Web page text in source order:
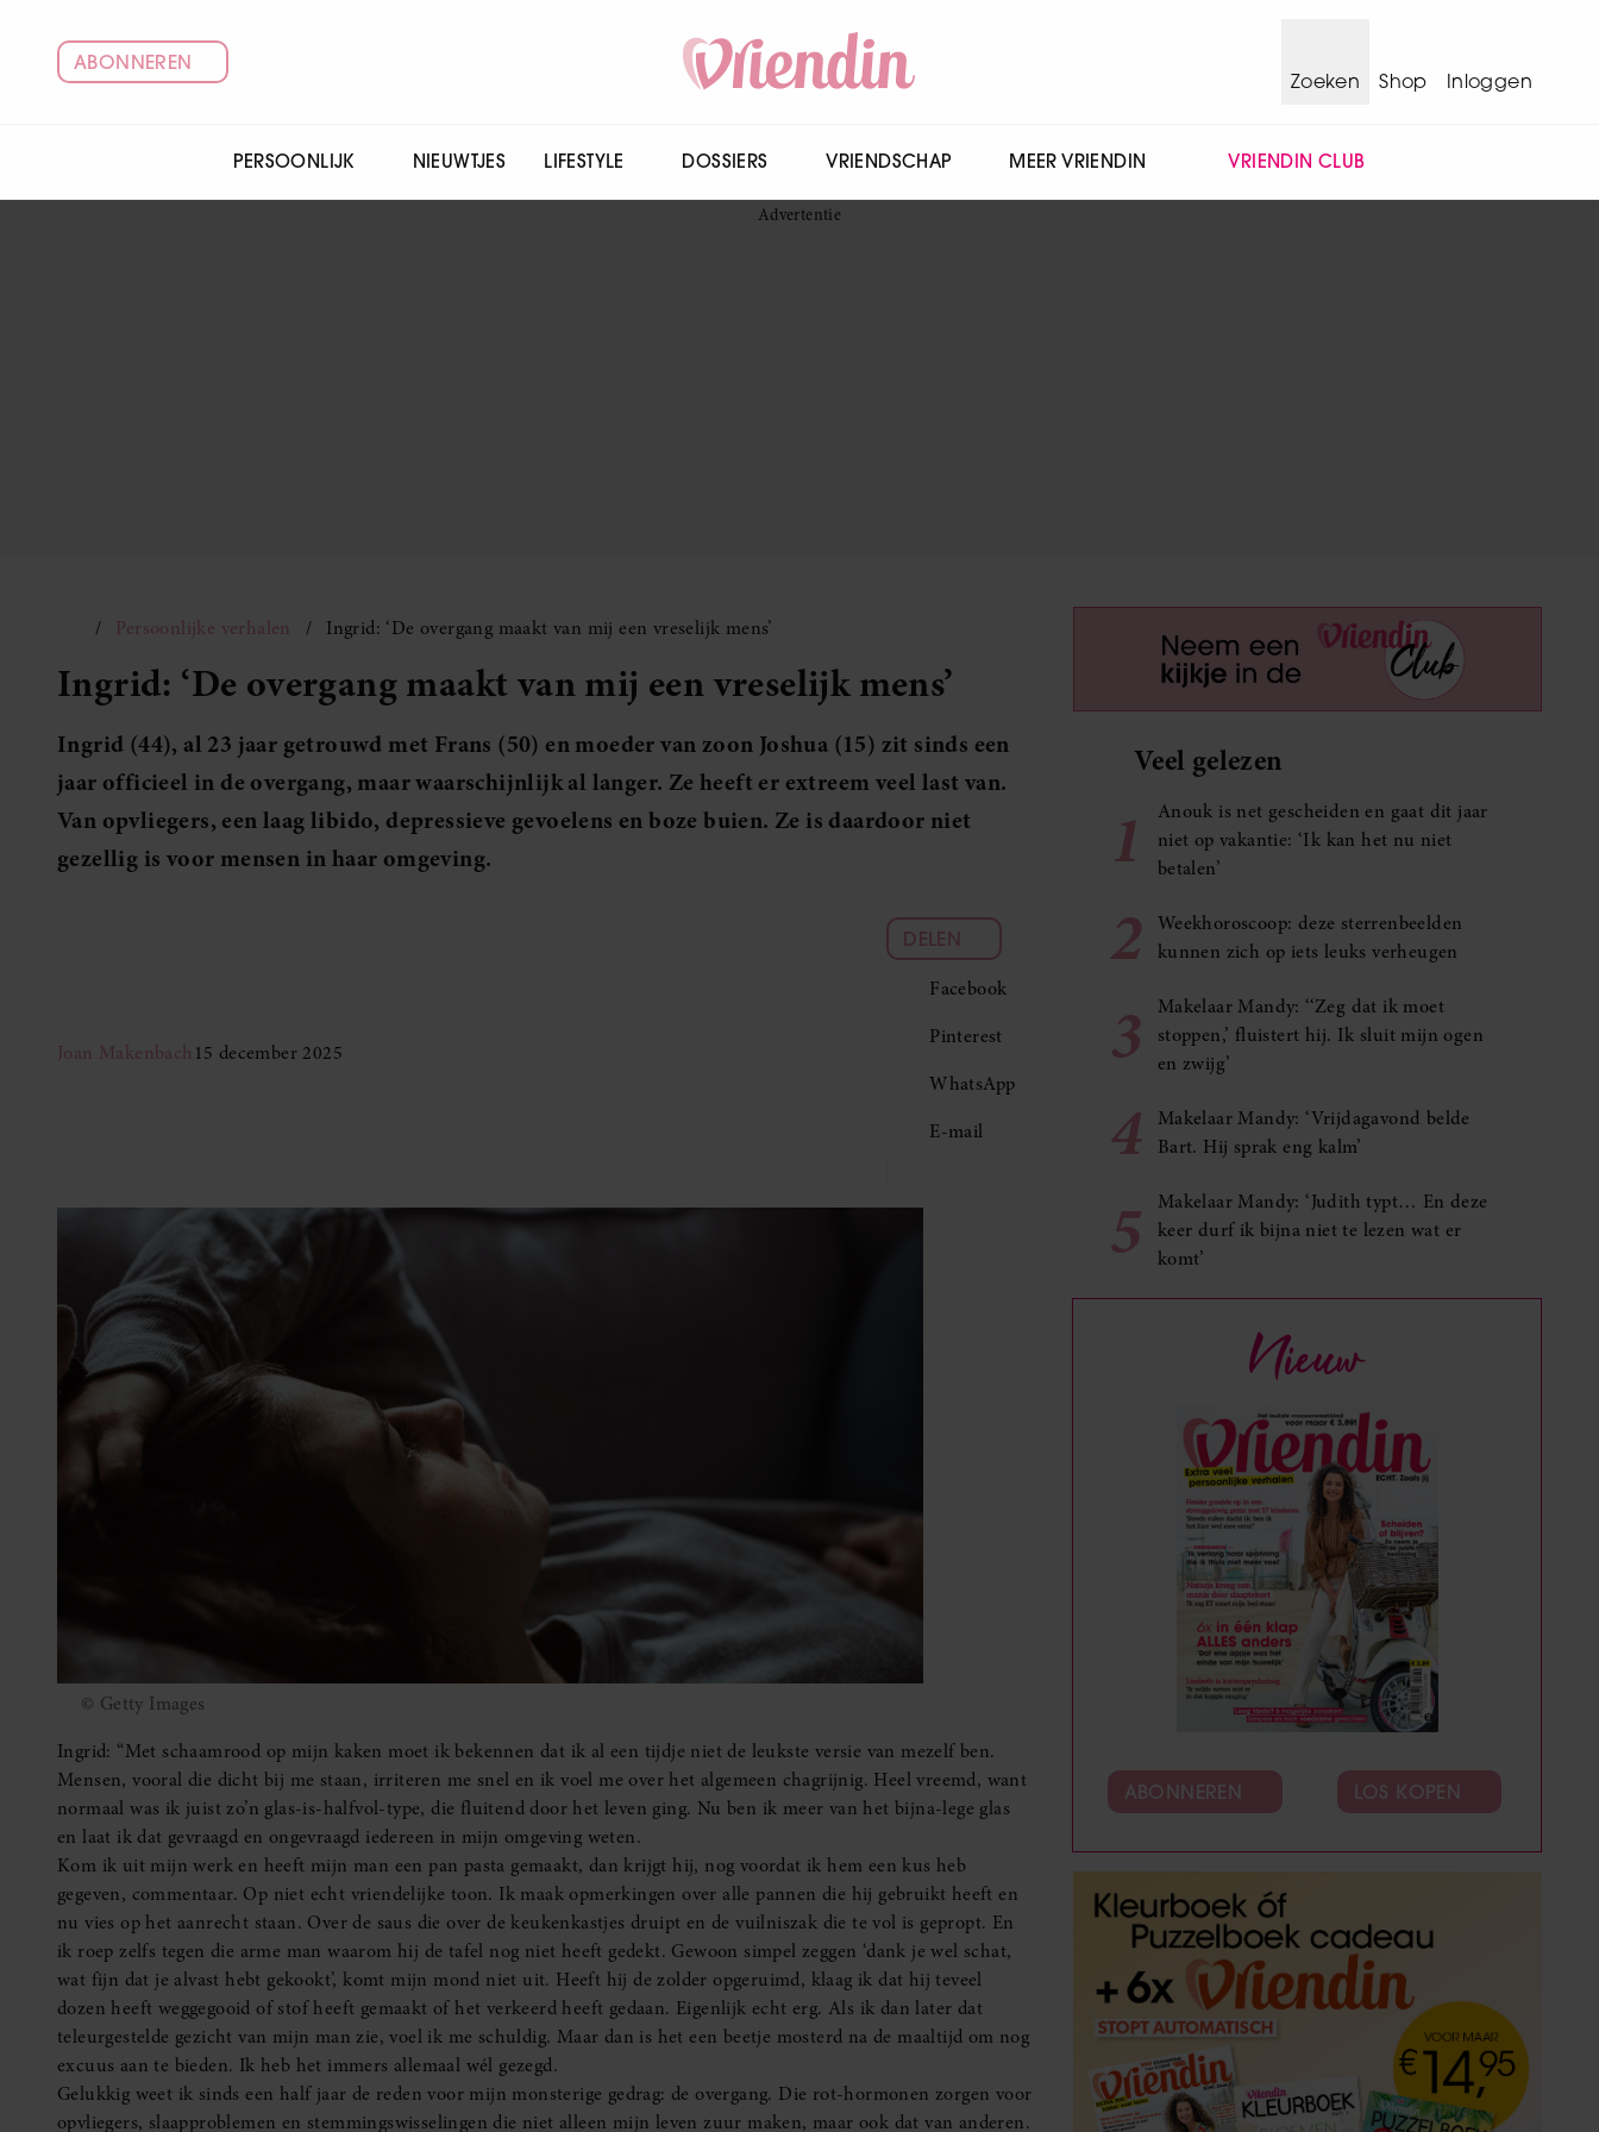
ABONNEREN
Zoeken
Shop Inloggen
PERSOONLIJK NIEUWTJES LIFESTYLE DOSSIERS VRIENDSCHAP MEER VRIENDIN VRIENDIN CLUB
Persoonlijke verhalen Ingrid: ‘De overgang maakt van mij een vreselijk mens’
Ingrid: ‘De overgang maakt van mij een vreselijk mens’
Ingrid (44), al 23 jaar getrouwd met Frans (50) en moeder van zoon Joshua (15) zit sinds een
jaar officieel in de overgang, maar waarschijnlijk al langer. Ze heeft er extreem veel last van.
Van opvliegers, een laag libido, depressieve gevoelens en boze buien. Ze is daardoor niet
gezellig is voor mensen in haar omgeving.
Joan Makenbach 15 december 2025
DELEN
Facebook
Pinterest
WhatsApp
E-mail
© Getty Images
Ingrid: “Met schaamrood op mijn kaken moet ik bekennen dat ik al een tijdje niet de leukste versie van mezelf ben.
Mensen, vooral die dicht bij me staan, irriteren me snel en ik voel me over het algemeen chagrijnig. Heel vreemd, want
normaal was ik juist zo’n glas-is-halfvol-type, die fluitend door het leven ging. Nu ben ik meer van het bijna-lege glas
en laat ik dat gevraagd en ongevraagd iedereen in mijn omgeving weten.
Kom ik uit mijn werk en heeft mijn man een pan pasta gemaakt, dan krijgt hij, nog voordat ik hem een kus heb
gegeven, commentaar. Op niet echt vriendelijke toon. Ik maak opmerkingen over alle pannen die hij gebruikt heeft en
nu vies op het aanrecht staan. Over de saus die over de keukenkastjes druipt en de vuilniszak die te vol is gepropt. En
ik roep zelfs tegen die arme man waarom hij de tafel nog niet heeft gedekt. Gewoon simpel zeggen ‘dank je wel schat,
wat fijn dat je alvast hebt gekookt’, komt mijn mond niet uit. Heeft hij de zolder opgeruimd, klaag ik dat hij teveel
dozen heeft weggegooid of stof heeft gemaakt of het verkeerd heeft gedaan. Eigenlijk echt erg. Als ik dan later dat
teleurgestelde gezicht van mijn man zie, voel ik me schuldig. Maar dan is het een beetje mosterd na de maaltijd om nog
excuus aan te bieden. Ik heb het immers allemaal wél gezegd.
Gelukkig weet ik sinds een half jaar de reden voor mijn monsterige gedrag: de overgang. Die rot-hormonen zorgen voor
opvliegers, slaapproblemen en stemmingswisselingen die niet alleen mijn leven zuur maken, maar ook dat van anderen.
Veel gelezen
1
Anouk is net gescheiden en gaat dit jaar
niet op vakantie: ‘Ik kan het nu niet
betalen’
2
Weekhoroscoop: deze sterrenbeelden
kunnen zich op iets leuks verheugen
3
Makelaar Mandy: ‘‘Zeg dat ik moet
stoppen,’ fluistert hij. Ik sluit mijn ogen
en zwijg’
4
Makelaar Mandy: ‘Vrijdagavond belde
Bart. Hij sprak eng kalm’
5
Makelaar Mandy: ‘Judith typt… En deze
keer durf ik bijna niet te lezen wat er
komt’
Nieuw
ABONNEREN LOS KOPEN